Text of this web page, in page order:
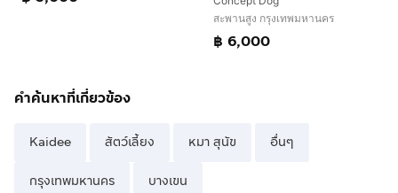
สะพานสูง กรุงเทพมหานคร
฿ 6,000
คำค้นหาที่เกี่ยวข้อง
Kaidee สัตว์เลี้ยง หมา สุนัข อื่นๆ
กรุงเทพมหานคร บางเขน